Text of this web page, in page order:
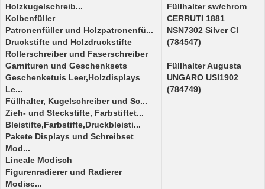
Holzkugelschreib...
Kolbenfüller
Patronenfüller und Holzpatronenfü...
Druckstifte und Holzdruckstifte
Rollerschreiber und Faserschreiber
Garnituren und Geschenksets
Geschenketuis Leer,Holzdisplays
Le...
Füllhalter, Kugelschreiber und Sc...
Zieh- und Steckstifte, Farbstiftet...
Bleistifte,Farbstifte,Druckbleisti...
Pakete Displays und Schreibset
Mod...
Lineale Modisch
Figurenradierer und Radierer
Modisc...
Füllhalter sw/chrom
CERRUTI 1881
NSN7302 Silver Cl
(784547)
Füllhalter Augusta
UNGARO USI1902
(784749)